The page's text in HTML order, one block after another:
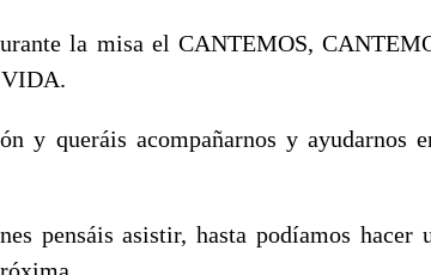
la misa el CANTEMOS,
y queráis acompañarnos y ayudarnos
pensáis asistir, hasta podíamos hacer